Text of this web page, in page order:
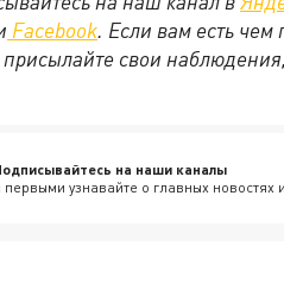
Facebook. Если вам есть чем
свои
на наши каналы
первыми узнавайте о главных